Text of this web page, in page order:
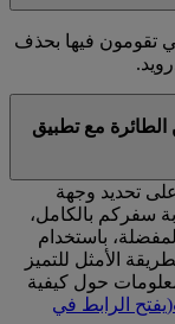
تقومون فيها بحذف
مع تطبيق
تحديد وجهة
سفركم بالكامل،
باستخدام
الأمثل للتميز
حول كيفية
(يفتح الرابط في